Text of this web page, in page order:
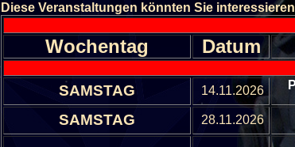
Diese Veranstaltungen könnten Sie
Wochentag Datum
SAMSTAG 14.11.2026
SAMSTAG 28.11.2026